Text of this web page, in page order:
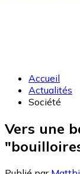
Accueil
Actualités
Société
Vers une